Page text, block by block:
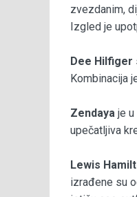
zvezdanim,
Izgled je
Dee Hilfiger
Kombinacija
Zendaya je
upečatljiva
Lewis
izrađene su